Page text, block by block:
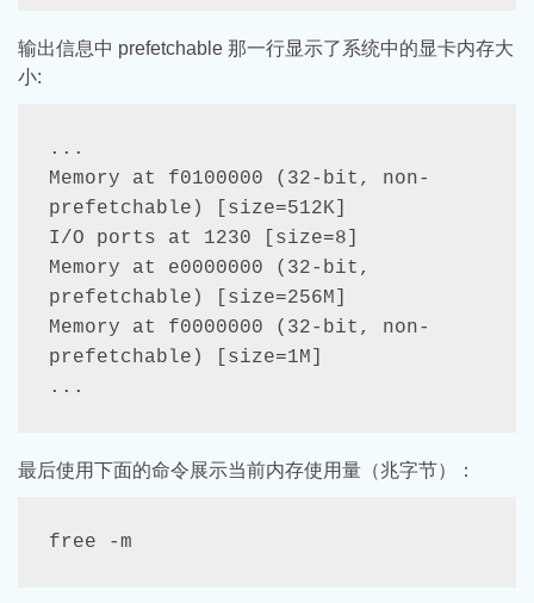
输出信息中 prefetchable 那一行显示了系统中的显卡内存大
小:
...
Memory at f0100000 (32-bit, non-
prefetchable) [size=512K]
I/O ports at 1230 [size=8]
Memory at e0000000 (32-bit,
prefetchable) [size=256M]
Memory at f0000000 (32-bit, non-
prefetchable) [size=1M]
...
最后使用下面的命令展示当前内存使用量（兆字节）：
free -m